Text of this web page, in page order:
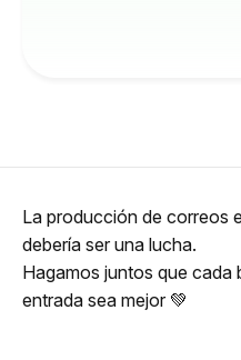
La producción de correos
debería ser una lucha.
Hagamos juntos que cada
entrada sea mejor 💚